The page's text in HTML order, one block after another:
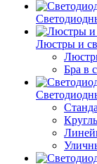
Люстры и
Бра в